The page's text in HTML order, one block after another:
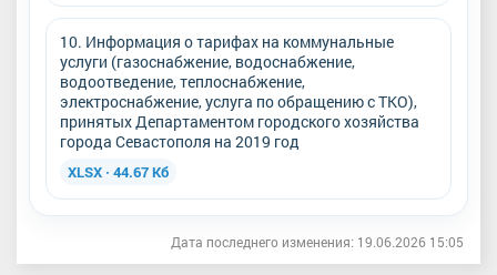
10. Информация о тарифах на коммунальные
услуги (газоснабжение, водоснабжение,
водоотведение, теплоснабжение,
электроснабжение, услуга по обращению с ТКО),
принятых Департаментом городского хозяйства
города Севастополя на 2019 год
XLSX · 44.67 Кб
Дата последнего изменения: 19.06.2026 15:05